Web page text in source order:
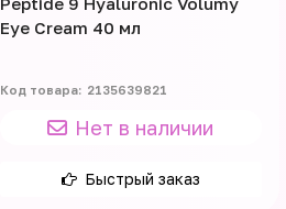
Eye Cream 40 мл
2135639821
Нет в наличии
Быстрый заказ